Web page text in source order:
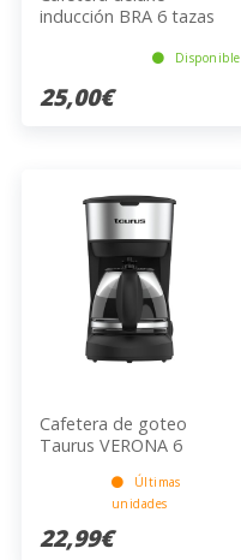
inducción BRA 6 tazas
Disponible
25,00€
Cafetera de goteo
Taurus VERONA 6
Últimas
unidades
22,99€